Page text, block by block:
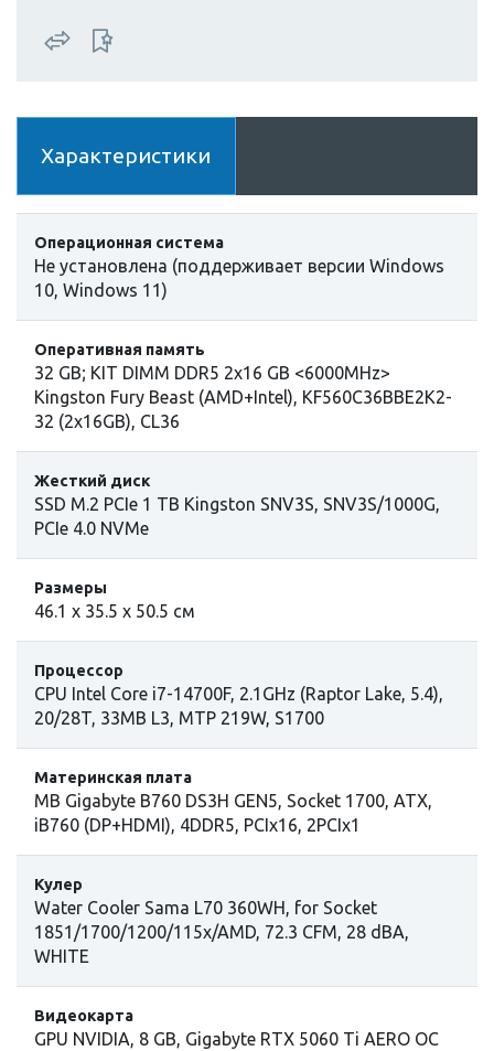
Характеристики
Операционная система
Не установлена (поддерживает версии Windows
10, Windows 11)
Оперативная память
32 GB; KIT DIMM DDR5 2x16 GB <6000MHz>
Kingston Fury Beast (AMD+Intel), KF560C36BBE2K2-
32 (2x16GB), CL36
Жесткий диск
SSD M.2 PCIe 1 TB Kingston SNV3S, SNV3S/1000G,
PCIe 4.0 NVMe
Размеры
46.1 х 35.5 х 50.5 см
Процессор
СPU Intel Сore i7-14700F, 2.1GHz (Raptor Lake, 5.4),
20/28T, 33MB L3, MTP 219W, S1700
Материнская плата
MB Gigabyte B760 DS3H GEN5, Socket 1700, ATX,
iB760 (DP+HDMI), 4DDR5, PCIx16, 2PCIx1
Кулер
Water Cooler Sama L70 360WH, for Socket
1851/1700/1200/115x/AMD, 72.3 CFM, 28 dBA,
WHITE
Видеокарта
GPU NVIDIA, 8 GB, Gigabyte RTX 5060 Ti AERO OC